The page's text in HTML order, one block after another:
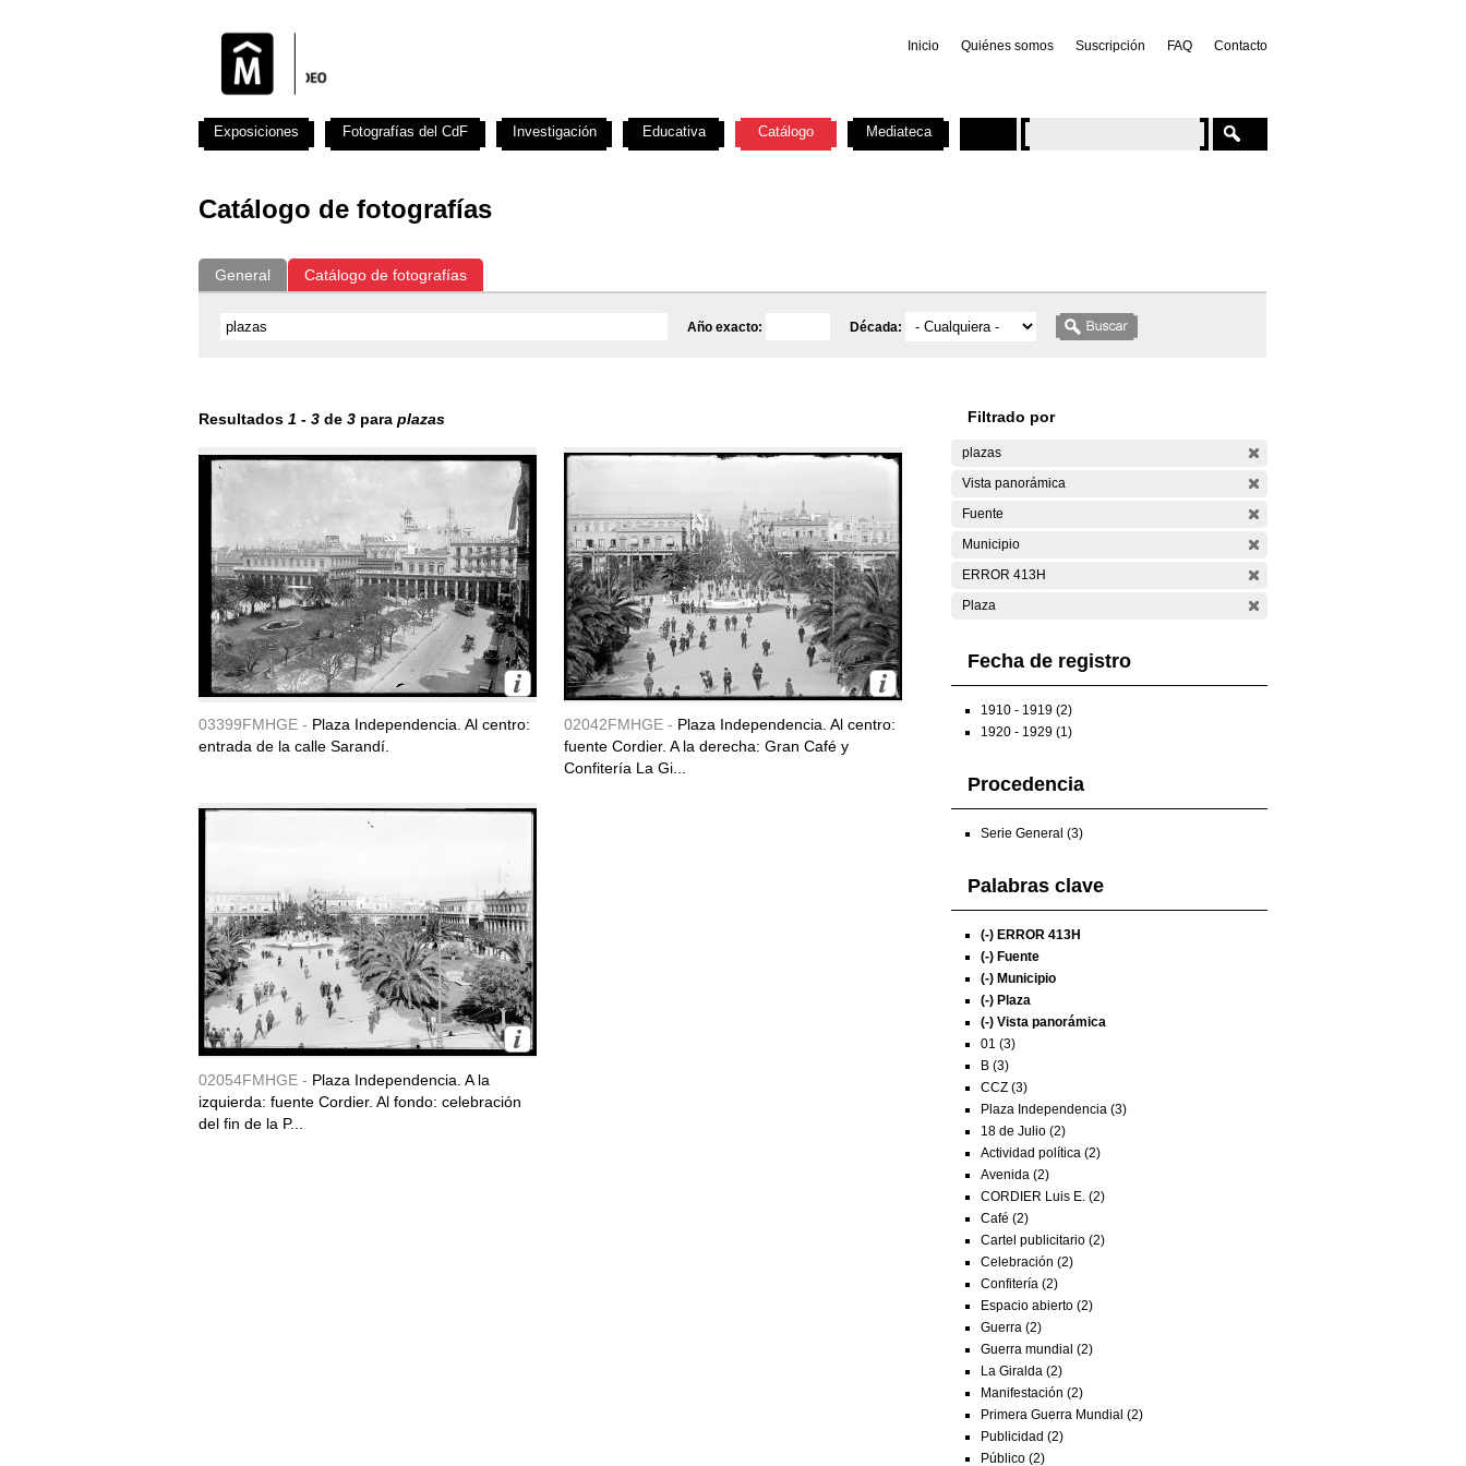
Inicio Quiénes somos Suscripción FAQ Contacto
Catálogo de fotografías
General Catálogo de fotografías
Año exacto: Década:
Resultados 1 - 3 de 3 para plazas
03399FMHGE - Plaza Independencia. Al centro:
entrada de la calle Sarandí.
02042FMHGE - Plaza Independencia. Al centro:
fuente Cordier. A la derecha: Gran Café y
Confitería La Gi...
02054FMHGE - Plaza Independencia. A la
izquierda: fuente Cordier. Al fondo: celebración
del fin de la P...
Filtrado por
plazas
Vista panorámica
Fuente
Municipio
ERROR 413H
Plaza
Fecha de registro
1910 - 1919 (2)
1920 - 1929 (1)
Procedencia
Serie General (3)
Palabras clave
(-) ERROR 413H
(-) Fuente
(-) Municipio
(-) Plaza
(-) Vista panorámica
01 (3)
B (3)
CCZ (3)
Plaza Independencia (3)
18 de Julio (2)
Actividad política (2)
Avenida (2)
CORDIER Luis E. (2)
Café (2)
Cartel publicitario (2)
Celebración (2)
Confitería (2)
Espacio abierto (2)
Guerra (2)
Guerra mundial (2)
La Giralda (2)
Manifestación (2)
Primera Guerra Mundial (2)
Publicidad (2)
Público (2)
Exposiciones Fotografías del CdF Investigación Educativa Catálogo Mediateca